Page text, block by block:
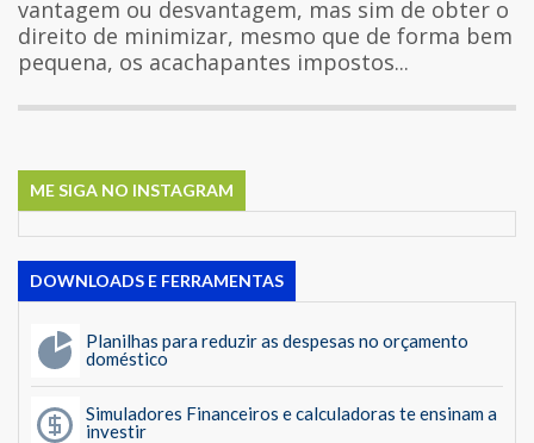
vantagem ou desvantagem, mas sim de obter o
direito de minimizar, mesmo que de forma bem
pequena, os acachapantes impostos...
ME SIGA NO INSTAGRAM
DOWNLOADS E FERRAMENTAS
Planilhas para reduzir as despesas no orçamento
doméstico
Simuladores Financeiros e calculadoras te ensinam a
investir